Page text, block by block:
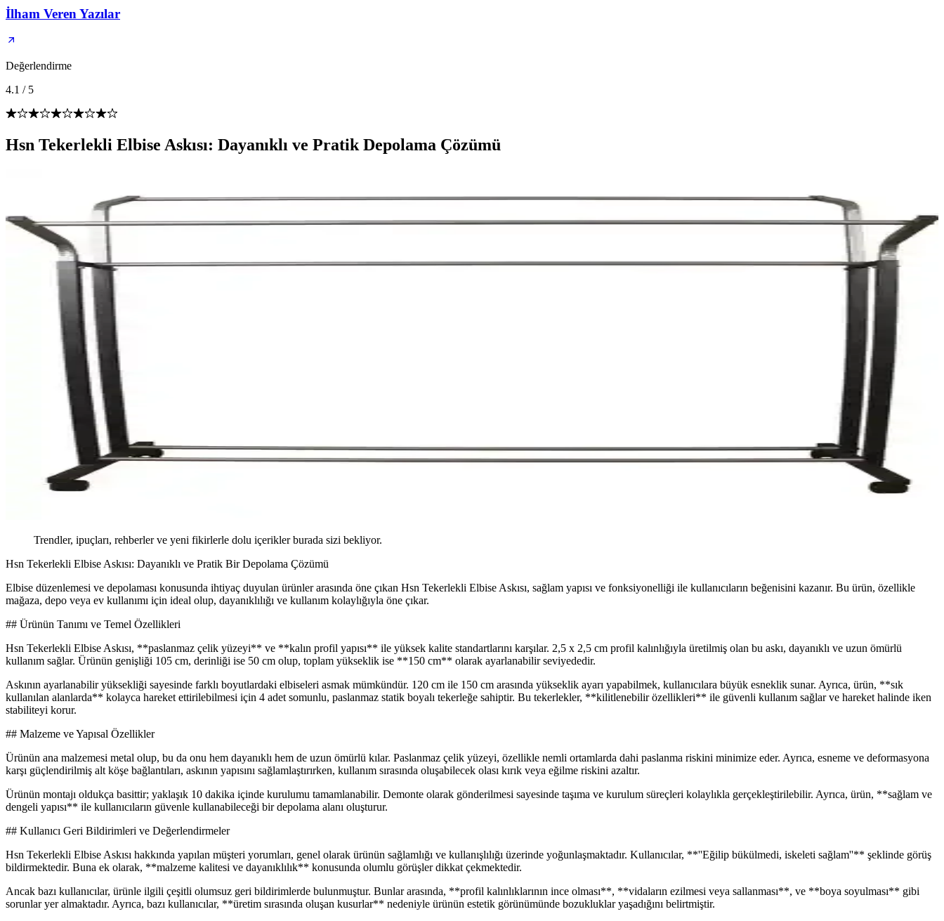
İlham Veren Yazılar
Değerlendirme
4.1 / 5
Hsn Tekerlekli Elbise Askısı: Dayanıklı ve Pratik Depolama Çözümü
Trendler, ipuçları, rehberler ve yeni fikirlerle dolu içerikler burada sizi bekliyor.
Hsn Tekerlekli Elbise Askısı: Dayanıklı ve Pratik Bir Depolama Çözümü
Elbise düzenlemesi ve depolaması konusunda ihtiyaç duyulan ürünler arasında öne çıkan Hsn Tekerlekli Elbise Askısı, sağlam yapısı ve fonksiyonelliği ile kullanıcıların beğenisini kazanır. Bu ürün, özellikle
mağaza, depo veya ev kullanımı için ideal olup, dayanıklılığı ve kullanım kolaylığıyla öne çıkar.
## Ürünün Tanımı ve Temel Özellikleri
Hsn Tekerlekli Elbise Askısı, **paslanmaz çelik yüzeyi** ve **kalın profil yapısı** ile yüksek kalite standartlarını karşılar. 2,5 x 2,5 cm profil kalınlığıyla üretilmiş olan bu askı, dayanıklı ve uzun ömürlü
kullanım sağlar. Ürünün genişliği 105 cm, derinliği ise 50 cm olup, toplam yükseklik ise **150 cm** olarak ayarlanabilir seviyededir.
Askının ayarlanabilir yüksekliği sayesinde farklı boyutlardaki elbiseleri asmak mümkündür. 120 cm ile 150 cm arasında yükseklik ayarı yapabilmek, kullanıcılara büyük esneklik sunar. Ayrıca, ürün, **sık
kullanılan alanlarda** kolayca hareket ettirilebilmesi için 4 adet somunlu, paslanmaz statik boyalı tekerleğe sahiptir. Bu tekerlekler, **kilitlenebilir özellikleri** ile güvenli kullanım sağlar ve hareket halinde iken
stabiliteyi korur.
## Malzeme ve Yapısal Özellikler
Ürünün ana malzemesi metal olup, bu da onu hem dayanıklı hem de uzun ömürlü kılar. Paslanmaz çelik yüzeyi, özellikle nemli ortamlarda dahi paslanma riskini minimize eder. Ayrıca, esneme ve deformasyona
karşı güçlendirilmiş alt köşe bağlantıları, askının yapısını sağlamlaştırırken, kullanım sırasında oluşabilecek olası kırık veya eğilme riskini azaltır.
Ürünün montajı oldukça basittir; yaklaşık 10 dakika içinde kurulumu tamamlanabilir. Demonte olarak gönderilmesi sayesinde taşıma ve kurulum süreçleri kolaylıkla gerçekleştirilebilir. Ayrıca, ürün, **sağlam ve
dengeli yapısı** ile kullanıcıların güvenle kullanabileceği bir depolama alanı oluşturur.
## Kullanıcı Geri Bildirimleri ve Değerlendirmeler
Hsn Tekerlekli Elbise Askısı hakkında yapılan müşteri yorumları, genel olarak ürünün sağlamlığı ve kullanışlılığı üzerinde yoğunlaşmaktadır. Kullanıcılar, **''Eğilip bükülmedi, iskeleti sağlam''** şeklinde görüş
bildirmektedir. Buna ek olarak, **malzeme kalitesi ve dayanıklılık** konusunda olumlu görüşler dikkat çekmektedir.
Ancak bazı kullanıcılar, ürünle ilgili çeşitli olumsuz geri bildirimlerde bulunmuştur. Bunlar arasında, **profil kalınlıklarının ince olması**, **vidaların ezilmesi veya sallanması**, ve **boya soyulması** gibi
sorunlar yer almaktadır. Ayrıca, bazı kullanıcılar, **üretim sırasında oluşan kusurlar** nedeniyle ürünün estetik görünümünde bozukluklar yaşadığını belirtmiştir.